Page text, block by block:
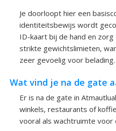
Je doorloopt hier een
identiteitsbewijs wordt
ID-kaart bij de hand en
strikte gewichtslimieten,
zeer gevoelig voor belading.
Wat vind je na de gate
Er is na de gate in
winkels, restaurants of
vooral als wachtruimte voor